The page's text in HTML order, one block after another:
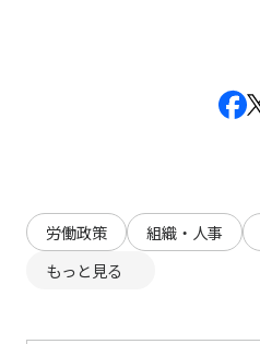
労働政策 組織・人事
もっと見る